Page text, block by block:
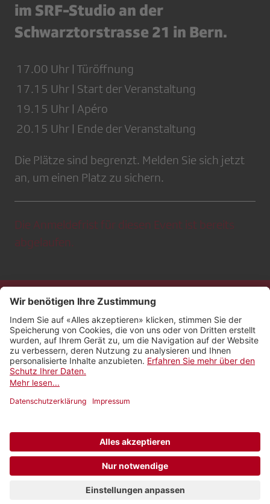
im SRF-Studio an der
Schwarztorstrasse 21 in Bern.
17.00 Uhr | Türöffnung
17.15 Uhr | Start der Veranstaltung
19.15 Uhr | Apéro
20.15 Uhr | Ende der Veranstaltung
Die Plätze sind begrenzt. Melden Sie sich jetzt
an, um einen Platz zu sichern.
Die Anmeldefrist für diesen Event ist bereits
abgelaufen.
Kontakt
Impressum
Rechtliches
Netiquette
Newsletter abonnieren